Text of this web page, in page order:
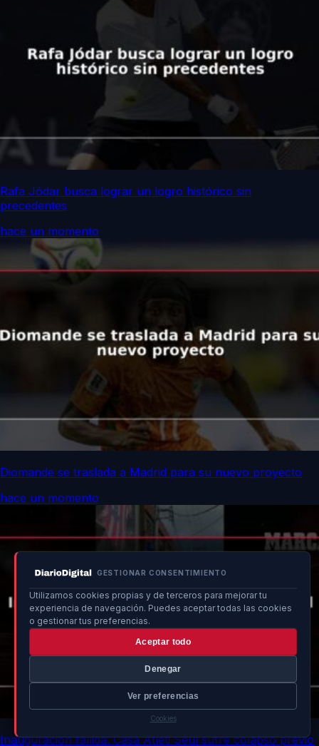
GESTIONAR CONSENTIMIENTO
Utilizamos cookies propias y de terceros para mejorar tu
experiencia de navegación. Puedes aceptar todas las cookies
o gestionar tus preferencias.
Aceptar todo
Denegar
Ver preferencias
Cookies
Rafa Jódar busca lograr un logro histórico sin
precedentes
hace un momento
Diomande se traslada a Madrid para su nuevo proyecto
hace un momento
Inauguración fallida: Casa Atleti Seúl sufre colapso previo